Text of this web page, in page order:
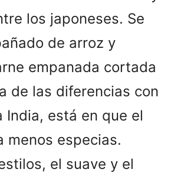
los japoneses. Se
de arroz y
empanada cortada
de las diferencias con
India, está en que el
menos especias.
el suave y el